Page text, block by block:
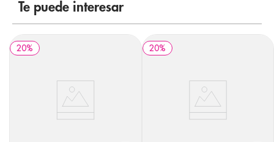
Te puede interesar
20% 20%
10